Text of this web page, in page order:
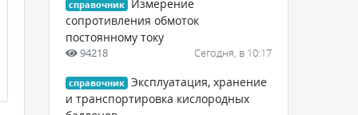
справочник
Измерение
сопротивления обмоток
постоянному току
94218 Сегодня, в 10:17
справочник Эксплуатация, хранение
и транспортировка кислородных